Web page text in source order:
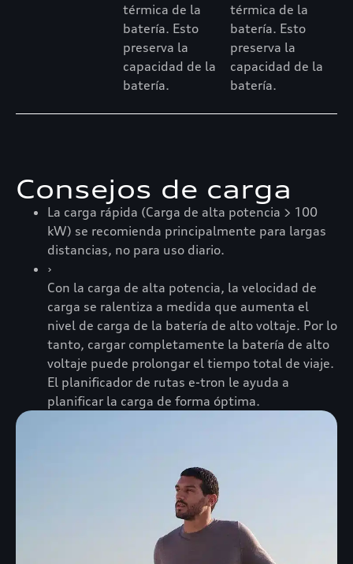
térmica de la
batería. Esto
preserva la
capacidad de la
batería.
térmica de la
batería. Esto
preserva la
capacidad de la
batería.
Consejos de carga
La carga rápida (Carga de alta potencia > 100
kW) se recomienda principalmente para largas
distancias, no para uso diario.
›
Con la carga de alta potencia, la velocidad de
carga se ralentiza a medida que aumenta el
nivel de carga de la batería de alto voltaje. Por lo
tanto, cargar completamente la batería de alto
voltaje puede prolongar el tiempo total de viaje.
El planificador de rutas e-tron le ayuda a
planificar la carga de forma óptima.